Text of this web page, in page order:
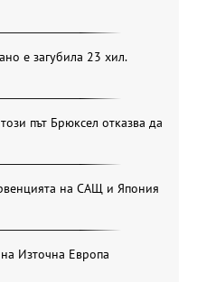
е загубила 23 хил.
път Брюксел отказва да
на САЩ и Япония
Източна Европа